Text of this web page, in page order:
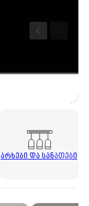
ᲐᲠᲮᲔᲑᲘ ᲓᲐ ᲡᲐᲜᲐᲗᲔᲑᲘ